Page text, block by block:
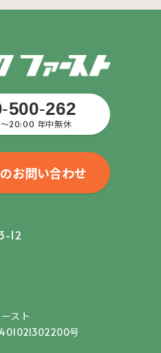
-500-262
20:00 年中無休
お問い合わせ
12
スト
号